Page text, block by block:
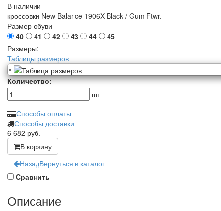
В наличии
кроссовки New Balance 1906X Black / Gum Ftwr.
Размер обуви
40
41 42 43 44
45
Размеры:
Таблицы размеров
×
Количество:
шт
Способы оплаты
Способы доставки
6 682 руб.
В корзину
НазадВернуться в каталог
Cравнить
Описание